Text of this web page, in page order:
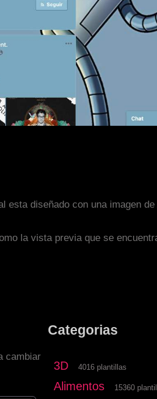
esta diseñado con una imagen
la vista previa que se
cambiar
Categorias
3D 4016 plantillas
Alimentos 15360